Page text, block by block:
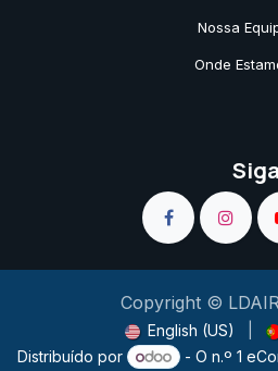
Nossa
Onde
Copyright ©
English (US)
Distribuído por
- O n.º 1